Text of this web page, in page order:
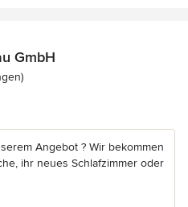
GmbH
von 5 Sternen
Angebot ? Wir bekommen
ihr neues Schlafzimmer oder